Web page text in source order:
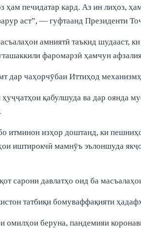
ҳам печидатар кард. Аз ин лиҳоз,
аст”, — гуфтаанд Президенти
амниятӣ таъкид шудааст,
фаромарзӣ ҳамчун
дар чаҳорчӯбаи Иттиҳод
қабулшуда ва дар оянда
итминон изҳор доштанд, ки
иштирокчӣ мамнӯъ эълоншуда
сарони давлатҳо оид ба
татбиқи бомуваффақияти
омилҳои беруна, пандемияи